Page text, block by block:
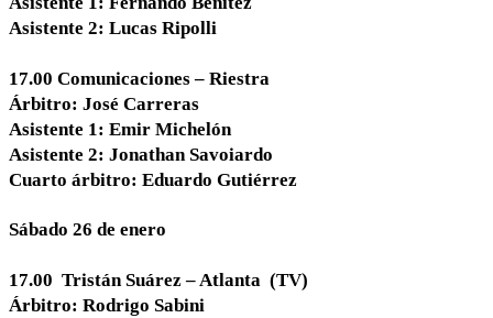
Asistente 2: Lucas Ripolli
17.00 Comunicaciones – Riestra
Árbitro: José Carreras
Asistente 1: Emir Michelón
Asistente 2: Jonathan Savoiardo
Cuarto árbitro: Eduardo Gutiérrez
Sábado 26 de enero
17.00 Tristán Suárez – Atlanta (TV)
Árbitro: Rodrigo Sabini